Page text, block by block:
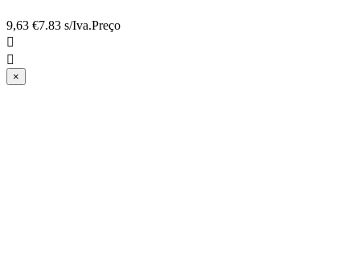
9,63 €7.83 s/Iva.Preço


×